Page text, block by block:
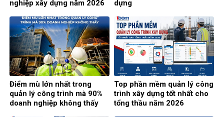
nghiệp xây dựng năm 2026
dựng
Điểm mù lớn nhất trong
quản lý công trình mà 90%
doanh nghiệp không thấy
Top phần mềm quản lý công
trình xây dựng tốt nhất cho
tổng thầu năm 2026